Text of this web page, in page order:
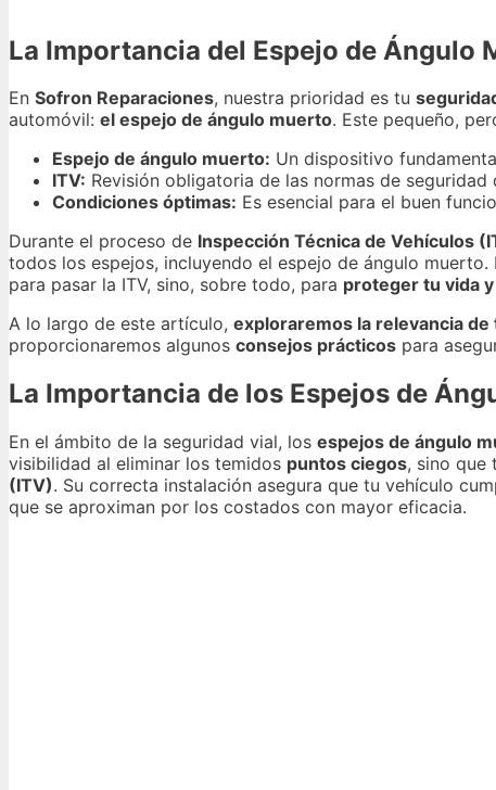
La Importancia del Espejo de Ángulo
En Sofron Reparaciones, nuestra prioridad es tu
automóvil: el espejo de ángulo muerto. Este pequeño,
Espejo de ángulo muerto: Un dispositivo
ITV: Revisión obligatoria de las normas de seguridad
Condiciones óptimas: Es esencial para el buen
Durante el proceso de Inspección Técnica de Vehículos
todos los espejos, incluyendo el espejo de ángulo
para pasar la ITV, sino, sobre todo, para proteger tu vida
A lo largo de este artículo, exploraremos la relevancia
proporcionaremos algunos consejos prácticos para
La Importancia de los Espejos de
En el ámbito de la seguridad vial, los espejos de ángulo
visibilidad al eliminar los temidos puntos ciegos, sino que
(ITV). Su correcta instalación asegura que tu vehículo
que se aproximan por los costados con mayor eficacia.